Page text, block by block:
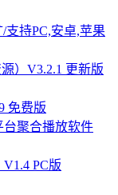
持PC,安卓,苹果
）V3.2.1 更新版
免费版
台聚合播放软件
PC版